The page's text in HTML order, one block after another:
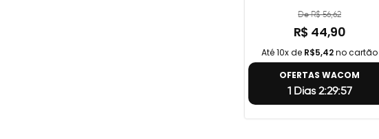
De R$ 56,62
R$ 44,90
Até 10x de R$5,42no cartão
OFERTAS WACOM
1 Dias 2:29:56